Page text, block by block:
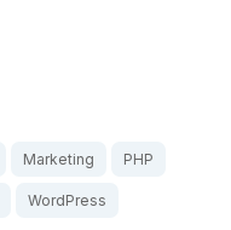
Marketing PHP
WordPress